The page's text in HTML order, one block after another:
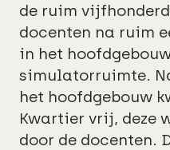
de ruim
docenten na ruim
in het
simulatorruimte.
het hoofdgebouw
Kwartier vrij, deze
door de docenten.